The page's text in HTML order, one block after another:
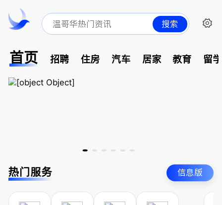
搜索
首页 招聘 住房 汽车 居家 教育 留
热门服务 信息版